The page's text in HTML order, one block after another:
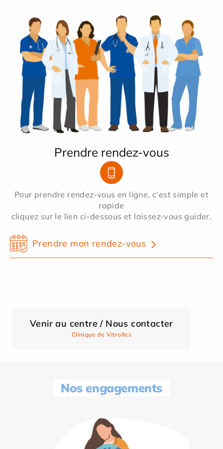
Prendre rendez-vous
Pour prendre rendez-vous en ligne, c'est simple et
rapide
cliquez sur le lien ci-dessous et laissez-vous guider.
Prendre mon rendez-vous
Venir au centre / Nous contacter
Clinique de Vitrolles
Nos engagements